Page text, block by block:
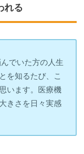
れる
でいた方の人生
を知るたび、こ
います。医療機
きさを日々実感